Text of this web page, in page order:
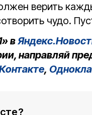
верить
чудо.
в
направляй
,